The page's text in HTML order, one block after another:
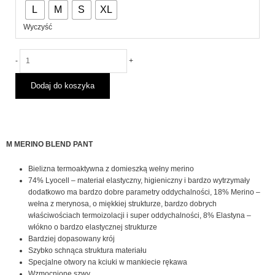
L M S XL
Wyczyść
-
MERINO
BLEND
Black
+
Dodaj do koszyka
M MERINO BLEND PANT
Bielizna termoaktywna z domieszką wełny merino
74% Lyocell – materiał elastyczny, higieniczny i bardzo wytrzymały
dodatkowo ma bardzo dobre parametry oddychalności, 18% Merino –
wełna z merynosa, o miękkiej strukturze, bardzo dobrych
właściwościach termoizolacji i super oddychalności, 8% Elastyna –
włókno o bardzo elastycznej strukturze
Bardziej dopasowany krój
Szybko schnąca struktura materiału
Specjalne otwory na kciuki w mankiecie rękawa